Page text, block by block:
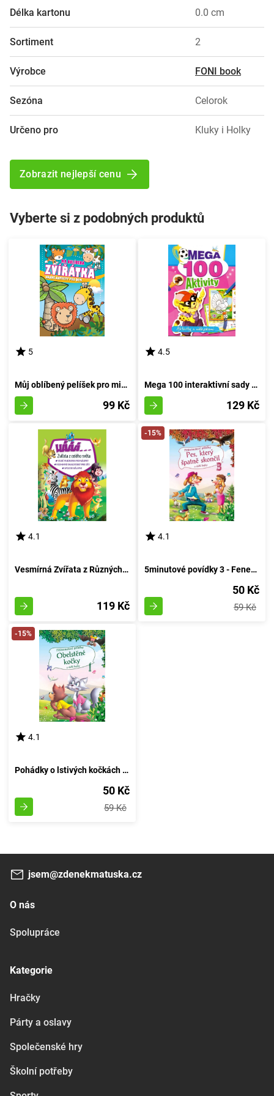
Délka kartonu 0.0 cm
Sortiment 2
Výrobce FONI book
Sezóna Celorok
Určeno pro Kluky i Holky
Zobrazit nejlepší cenu
Vyberte si z podobných produktů
5
Můj oblíbený pelíšek pro miminka
99 Kč
4.5
Mega 100 interaktivní sady s samolepkami PUMA
129 Kč
4.1
Vesmírná Zvířata z Různých Koutů Světa
119 Kč
-15%
4.1
5minutové povídky 3 - Feneček, jenž nevyšel dobře
50 Kč
59 Kč
-15%
4.1
Pohádky o lstivých kočkách a jiné vyprávěnky - 5 minutové kousky
50 Kč
59 Kč
jsem@zdenekmatuska.cz
O nás
Spolupráce
Kategorie
Hračky
Párty a oslavy
Společenské hry
Školní potřeby